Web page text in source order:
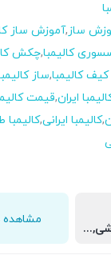
ساز,آموزش ساز
کالیمبا,چکش
کالیمبا,ساز
ایران,قیمت
,کالیمبا ایرانی,
خرید ساز بدون دوره آموزشی, خرید ساز به همرا دوره اول و دوم, خرید ساز به همرا دوره اول, دوم و سوم
مشاهده